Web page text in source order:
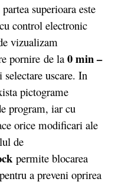
superioara este
cu control electronic
vizualizam
pornire de la 0 min –
uscare. In
pictograme
program, iar cu
orice modificari ale
de
permite blocarea
a preveni oprirea